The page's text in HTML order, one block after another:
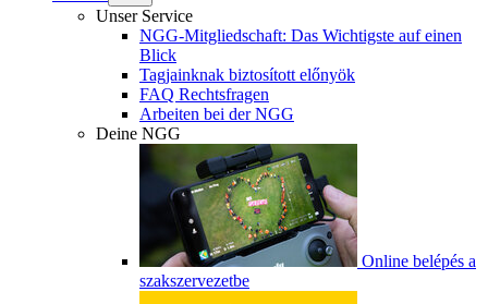
Unser Service
NGG-Mitgliedschaft: Das Wichtigste auf einen
Blick
Tagjainknak biztosított előnyök
FAQ Rechtsfragen
Arbeiten bei der NGG
Deine NGG
Online belépés a
szakszervezetbe